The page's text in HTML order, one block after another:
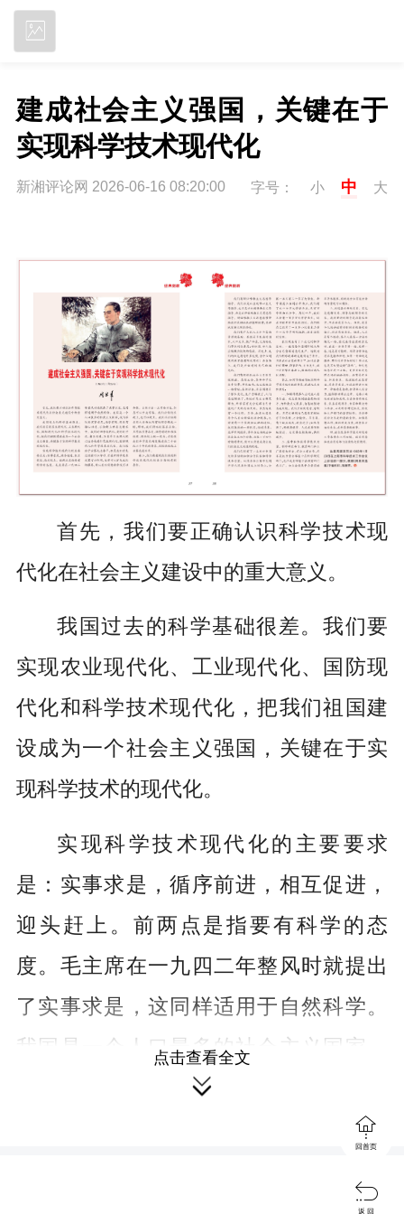
建成社会主义强国，关键在于
实现科学技术现代化
新湘评论网 2026-06-16 08:20:00 字号： 小 中 大
首先，我们要正确认识科学技术现
代化在社会主义建设中的重大意义。
我国过去的科学基础很差。我们要
实现农业现代化、工业现代化、国防现
代化和科学技术现代化，把我们祖国建
设成为一个社会主义强国，关键在于实
现科学技术的现代化。
实现科学技术现代化的主要要求
是：实事求是，循序前进，相互促进，
迎头赶上。前两点是指要有科学的态
度。毛主席在一九四二年整风时就提出
了实事求是，这同样适用于自然科学。
我国是一个人口最多的社会主义国家，
我们不仅要实事求是，循序前进，还要
有雄心壮志，尽快赶上世界先进水平。
点击查看全文


回首页

返 回